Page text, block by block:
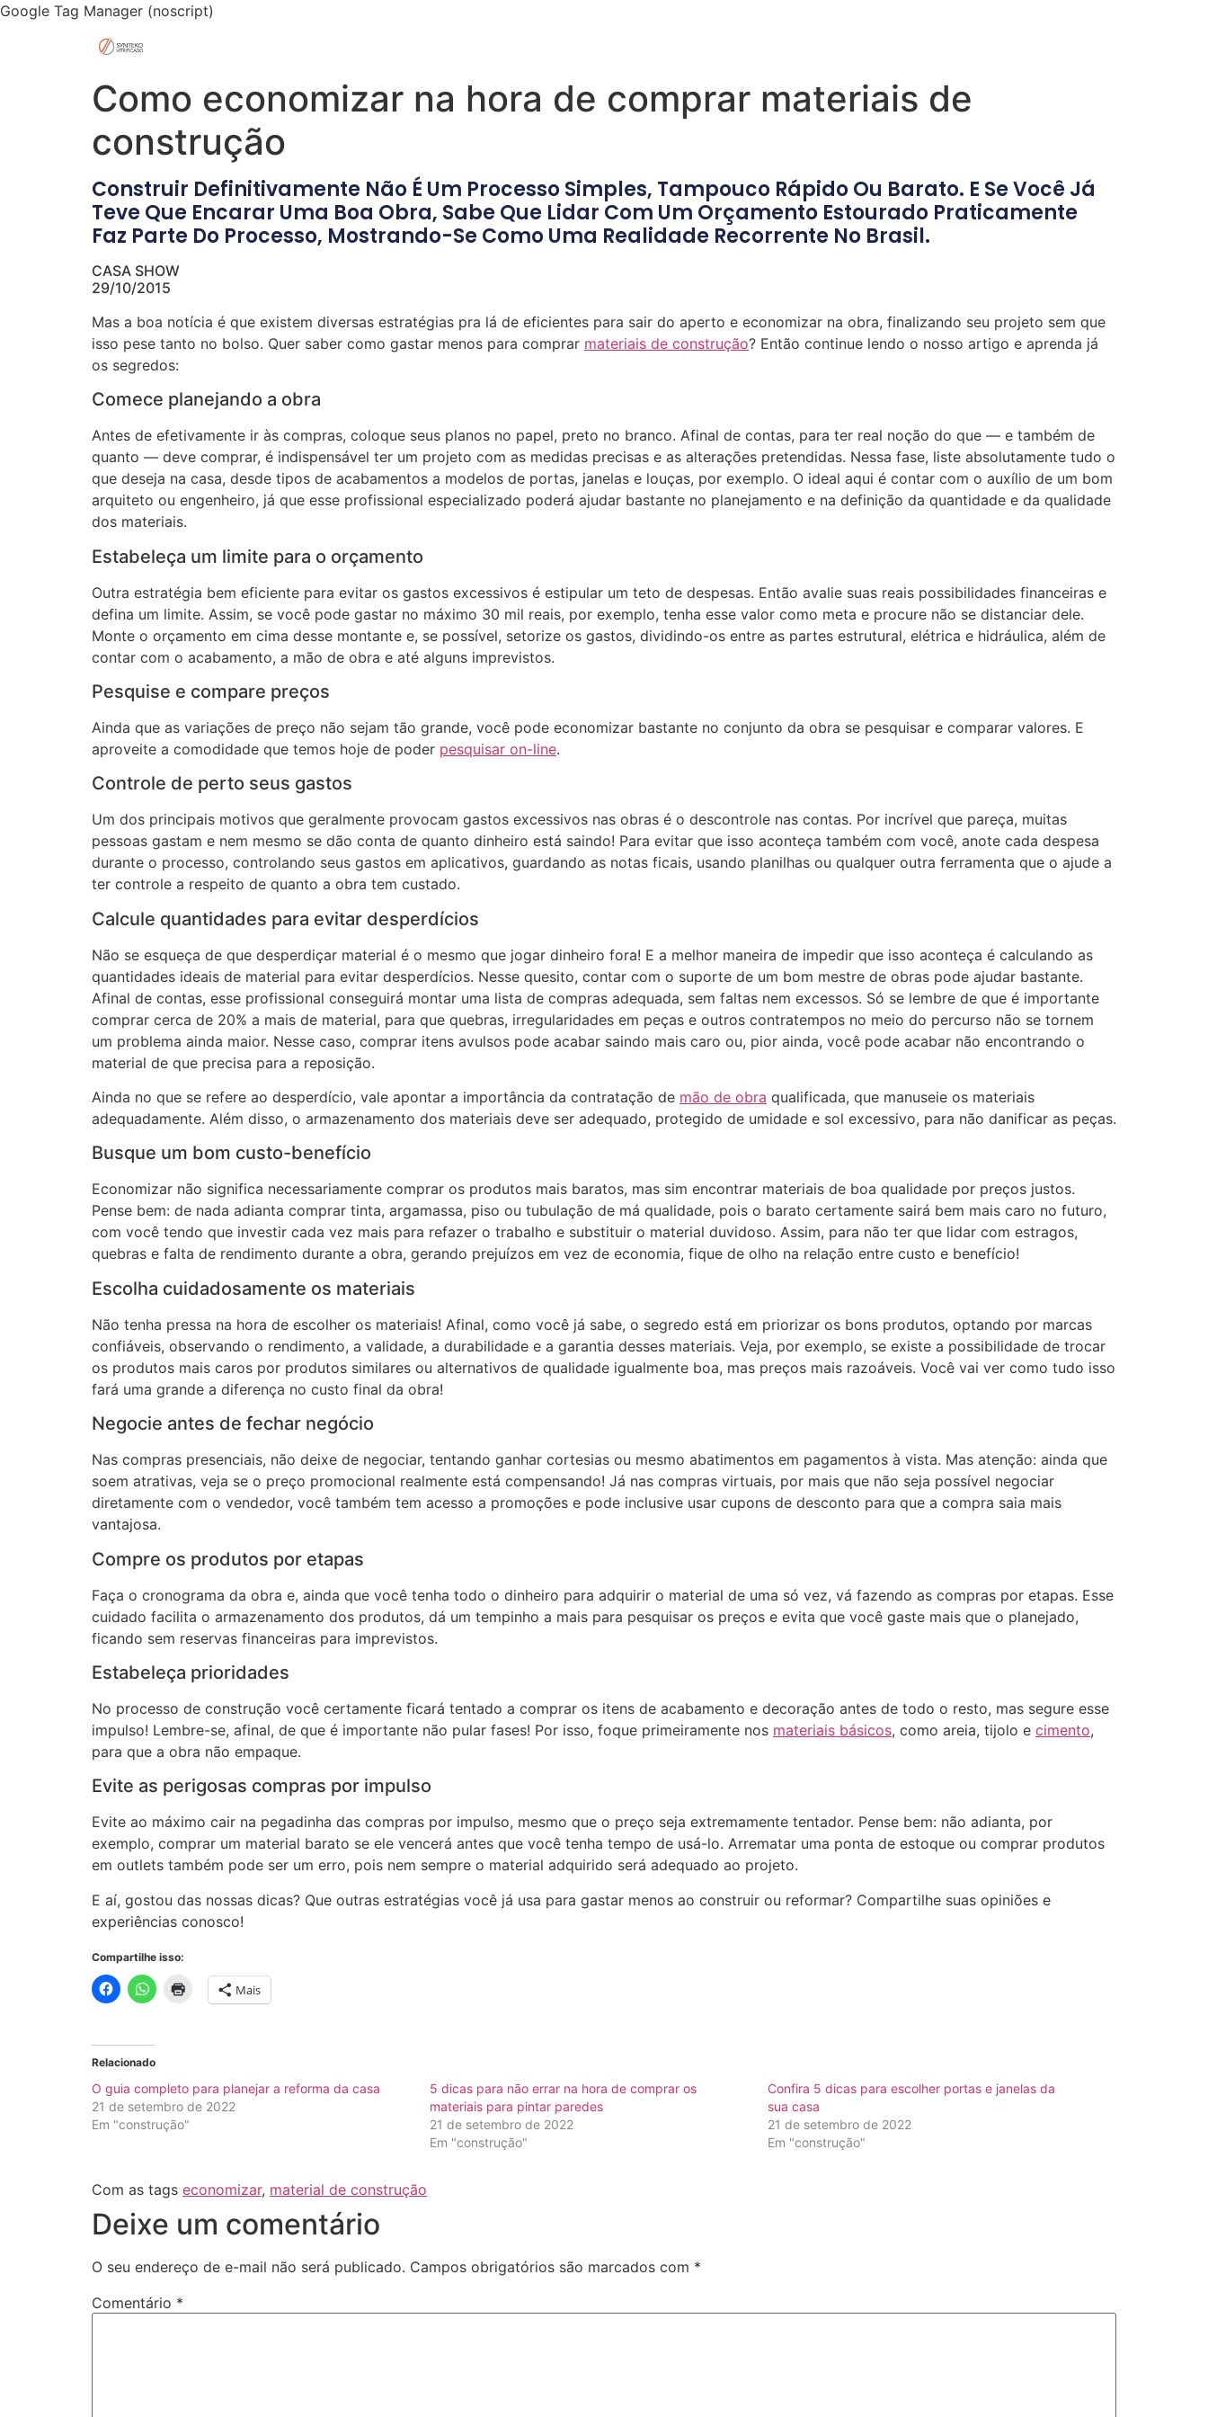
Google Tag Manager (noscript)
Como economizar na hora de comprar materiais de
construção
Construir Definitivamente Não É Um Processo Simples, Tampouco Rápido Ou Barato. E Se Você Já
Teve Que Encarar Uma Boa Obra, Sabe Que Lidar Com Um Orçamento Estourado Praticamente
Faz Parte Do Processo, Mostrando-Se Como Uma Realidade Recorrente No Brasil.
CASA SHOW
29/10/2015
Mas a boa notícia é que existem diversas estratégias pra lá de eficientes para sair do aperto e economizar na obra, finalizando seu projeto sem que
isso pese tanto no bolso. Quer saber como gastar menos para comprar materiais de construção? Então continue lendo o nosso artigo e aprenda já
os segredos:
Comece planejando a obra
Antes de efetivamente ir às compras, coloque seus planos no papel, preto no branco. Afinal de contas, para ter real noção do que — e também de
quanto — deve comprar, é indispensável ter um projeto com as medidas precisas e as alterações pretendidas. Nessa fase, liste absolutamente tudo o
que deseja na casa, desde tipos de acabamentos a modelos de portas, janelas e louças, por exemplo. O ideal aqui é contar com o auxílio de um bom
arquiteto ou engenheiro, já que esse profissional especializado poderá ajudar bastante no planejamento e na definição da quantidade e da qualidade
dos materiais.
Estabeleça um limite para o orçamento
Outra estratégia bem eficiente para evitar os gastos excessivos é estipular um teto de despesas. Então avalie suas reais possibilidades financeiras e
defina um limite. Assim, se você pode gastar no máximo 30 mil reais, por exemplo, tenha esse valor como meta e procure não se distanciar dele.
Monte o orçamento em cima desse montante e, se possível, setorize os gastos, dividindo-os entre as partes estrutural, elétrica e hidráulica, além de
contar com o acabamento, a mão de obra e até alguns imprevistos.
Pesquise e compare preços
Ainda que as variações de preço não sejam tão grande, você pode economizar bastante no conjunto da obra se pesquisar e comparar valores. E
aproveite a comodidade que temos hoje de poder pesquisar on-line.
Controle de perto seus gastos
Um dos principais motivos que geralmente provocam gastos excessivos nas obras é o descontrole nas contas. Por incrível que pareça, muitas
pessoas gastam e nem mesmo se dão conta de quanto dinheiro está saindo! Para evitar que isso aconteça também com você, anote cada despesa
durante o processo, controlando seus gastos em aplicativos, guardando as notas ficais, usando planilhas ou qualquer outra ferramenta que o ajude a
ter controle a respeito de quanto a obra tem custado.
Calcule quantidades para evitar desperdícios
Não se esqueça de que desperdiçar material é o mesmo que jogar dinheiro fora! E a melhor maneira de impedir que isso aconteça é calculando as
quantidades ideais de material para evitar desperdícios. Nesse quesito, contar com o suporte de um bom mestre de obras pode ajudar bastante.
Afinal de contas, esse profissional conseguirá montar uma lista de compras adequada, sem faltas nem excessos. Só se lembre de que é importante
comprar cerca de 20% a mais de material, para que quebras, irregularidades em peças e outros contratempos no meio do percurso não se tornem
um problema ainda maior. Nesse caso, comprar itens avulsos pode acabar saindo mais caro ou, pior ainda, você pode acabar não encontrando o
material de que precisa para a reposição.
Ainda no que se refere ao desperdício, vale apontar a importância da contratação de mão de obra qualificada, que manuseie os materiais
adequadamente. Além disso, o armazenamento dos materiais deve ser adequado, protegido de umidade e sol excessivo, para não danificar as peças.
Busque um bom custo-benefício
Economizar não significa necessariamente comprar os produtos mais baratos, mas sim encontrar materiais de boa qualidade por preços justos.
Pense bem: de nada adianta comprar tinta, argamassa, piso ou tubulação de má qualidade, pois o barato certamente sairá bem mais caro no futuro,
com você tendo que investir cada vez mais para refazer o trabalho e substituir o material duvidoso. Assim, para não ter que lidar com estragos,
quebras e falta de rendimento durante a obra, gerando prejuízos em vez de economia, fique de olho na relação entre custo e benefício!
Escolha cuidadosamente os materiais
Não tenha pressa na hora de escolher os materiais! Afinal, como você já sabe, o segredo está em priorizar os bons produtos, optando por marcas
confiáveis, observando o rendimento, a validade, a durabilidade e a garantia desses materiais. Veja, por exemplo, se existe a possibilidade de trocar
os produtos mais caros por produtos similares ou alternativos de qualidade igualmente boa, mas preços mais razoáveis. Você vai ver como tudo isso
fará uma grande a diferença no custo final da obra!
Negocie antes de fechar negócio
Nas compras presenciais, não deixe de negociar, tentando ganhar cortesias ou mesmo abatimentos em pagamentos à vista. Mas atenção: ainda que
soem atrativas, veja se o preço promocional realmente está compensando! Já nas compras virtuais, por mais que não seja possível negociar
diretamente com o vendedor, você também tem acesso a promoções e pode inclusive usar cupons de desconto para que a compra saia mais
vantajosa.
Compre os produtos por etapas
Faça o cronograma da obra e, ainda que você tenha todo o dinheiro para adquirir o material de uma só vez, vá fazendo as compras por etapas. Esse
cuidado facilita o armazenamento dos produtos, dá um tempinho a mais para pesquisar os preços e evita que você gaste mais que o planejado,
ficando sem reservas financeiras para imprevistos.
Estabeleça prioridades
No processo de construção você certamente ficará tentado a comprar os itens de acabamento e decoração antes de todo o resto, mas segure esse
impulso! Lembre-se, afinal, de que é importante não pular fases! Por isso, foque primeiramente nos materiais básicos, como areia, tijolo e cimento,
para que a obra não empaque.
Evite as perigosas compras por impulso
Evite ao máximo cair na pegadinha das compras por impulso, mesmo que o preço seja extremamente tentador. Pense bem: não adianta, por
exemplo, comprar um material barato se ele vencerá antes que você tenha tempo de usá-lo. Arrematar uma ponta de estoque ou comprar produtos
em outlets também pode ser um erro, pois nem sempre o material adquirido será adequado ao projeto.
E aí, gostou das nossas dicas? Que outras estratégias você já usa para gastar menos ao construir ou reformar? Compartilhe suas opiniões e
experiências conosco!
Compartilhe isso:
Mais
Relacionado
O guia completo para planejar a reforma da casa
21 de setembro de 2022
Em "construção"
5 dicas para não errar na hora de comprar os
materiais para pintar paredes
21 de setembro de 2022
Em "construção"
Confira 5 dicas para escolher portas e janelas da
sua casa
21 de setembro de 2022
Em "construção"
Com as tags economizar, material de construção
Deixe um comentário
O seu endereço de e-mail não será publicado. Campos obrigatórios são marcados com *
Comentário *